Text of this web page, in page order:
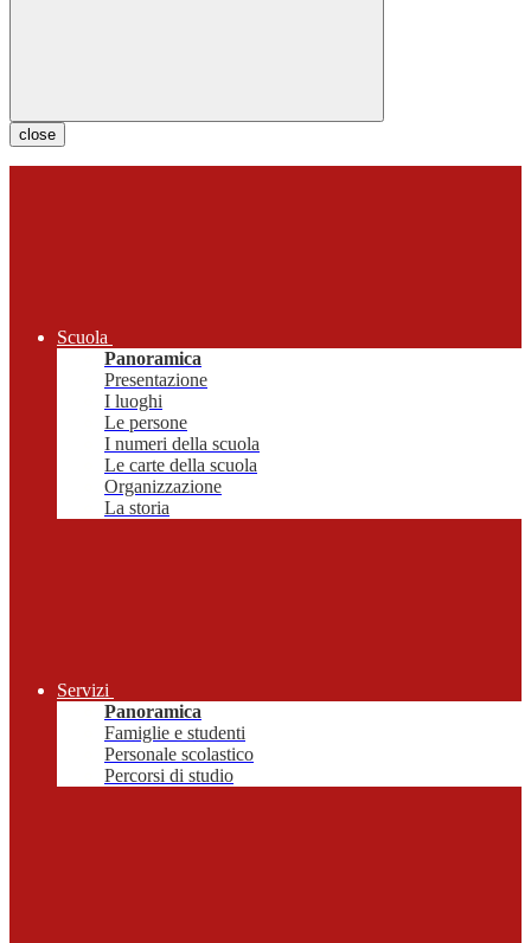
close
Scuola
Panoramica
Presentazione
I luoghi
Le persone
I numeri della scuola
Le carte della scuola
Organizzazione
La storia
Servizi
Panoramica
Famiglie e studenti
Personale scolastico
Percorsi di studio